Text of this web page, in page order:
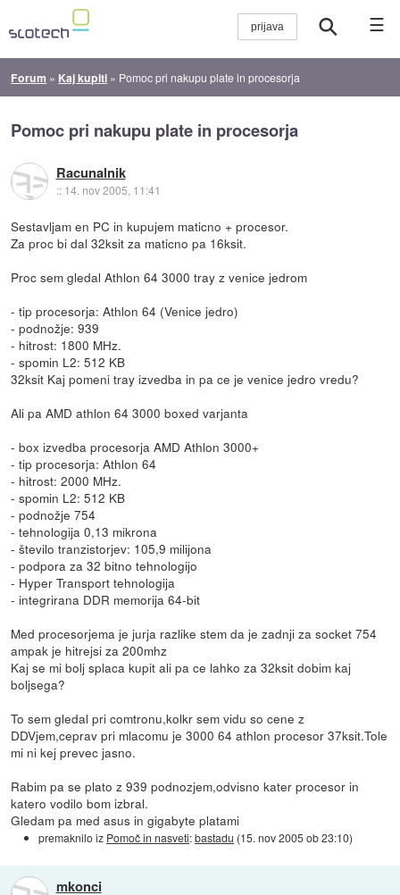
☰
Forum » Kaj kupiti » Pomoc pri nakupu plate in procesorja
Pomoc pri nakupu plate in procesorja
Racunalnik
:: 14. nov 2005, 11:41
Sestavljam en PC in kupujem maticno + procesor.
Za proc bi dal 32ksit za maticno pa 16ksit.
Proc sem gledal Athlon 64 3000 tray z venice jedrom
- tip procesorja: Athlon 64 (Venice jedro)
- podnožje: 939
- hitrost: 1800 MHz.
- spomin L2: 512 KB
32ksit Kaj pomeni tray izvedba in pa ce je venice jedro vredu?
Ali pa AMD athlon 64 3000 boxed varjanta
- box izvedba procesorja AMD Athlon 3000+
- tip procesorja: Athlon 64
- hitrost: 2000 MHz.
- spomin L2: 512 KB
- podnožje 754
- tehnologija 0,13 mikrona
- število tranzistorjev: 105,9 milijona
- podpora za 32 bitno tehnologijo
- Hyper Transport tehnologija
- integrirana DDR memorija 64-bit
Med procesorjema je jurja razlike stem da je zadnji za socket 754
ampak je hitrejsi za 200mhz
Kaj se mi bolj splaca kupit ali pa ce lahko za 32ksit dobim kaj
boljsega?
To sem gledal pri comtronu,kolkr sem vidu so cene z
DDVjem,ceprav pri mlacomu je 3000 64 athlon procesor 37ksit.Tole
mi ni kej prevec jasno.
Rabim pa se plato z 939 podnozjem,odvisno kater procesor in
katero vodilo bom izbral.
Gledam pa med asus in gigabyte platami
premaknilo iz Pomoč in nasveti:bastadu (15. nov 2005 ob 23:10)
mkonci